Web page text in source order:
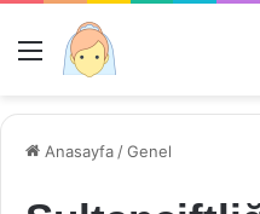
Menü
Anasayfa /Genel